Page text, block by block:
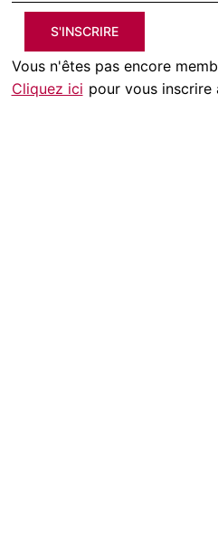
S'INSCRIRE
Vous n'êtes pas encore
Cliquez ici pour vous inscrire